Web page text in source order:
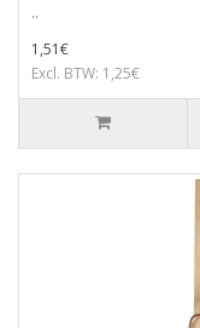
..
1,51€
Excl. BTW: 1,25€